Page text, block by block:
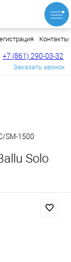
Контакты
+7 (861) 290-03-32
Заказать звонок
SM-1500
Solo